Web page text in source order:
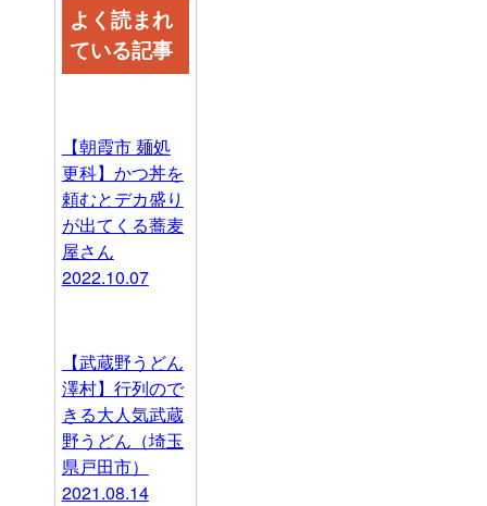
よく読まれ
ている記事
【朝霞市 麺処
更科】かつ丼を
頼むとデカ盛り
が出てくる蕎麦
屋さん
2022.10.07
【武蔵野うどん
澤村】行列ので
きる大人気武蔵
野うどん（埼玉
県戸田市）
2021.08.14